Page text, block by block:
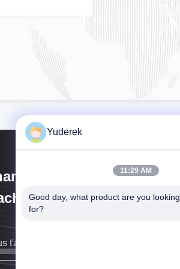
Xinyu Packaging
Co., Ltd.
t'arriverons de retour dès que possible.
Yuderek
11:29 AM
Good day, what product are you looking
for?